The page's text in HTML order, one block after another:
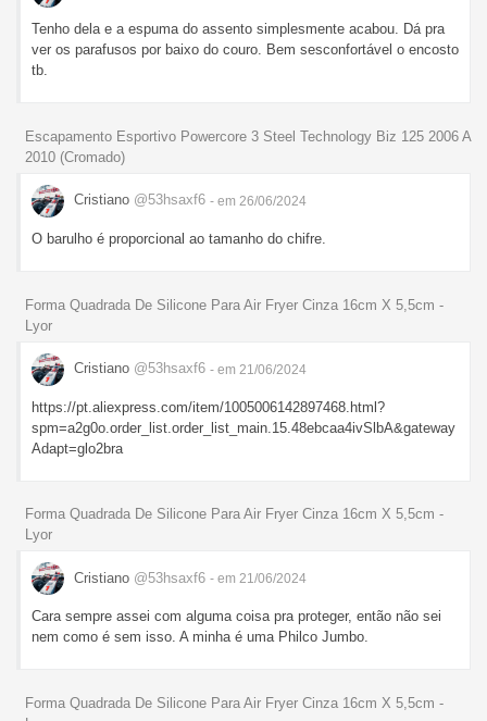
Tenho dela e a espuma do assento simplesmente acabou. Dá pra
ver os parafusos por baixo do couro. Bem sesconfortável o encosto
tb.
Escapamento Esportivo Powercore 3 Steel Technology Biz 125 2006 A
2010 (Cromado)
Cristiano @53hsaxf6 - em 26/06/2024
O barulho é proporcional ao tamanho do chifre.
Forma Quadrada De Silicone Para Air Fryer Cinza 16cm X 5,5cm -
Lyor
Cristiano @53hsaxf6 - em 21/06/2024
https://pt.aliexpress.com/item/1005006142897468.html?
spm=a2g0o.order_list.order_list_main.15.48ebcaa4ivSlbA&gateway
Adapt=glo2bra
Forma Quadrada De Silicone Para Air Fryer Cinza 16cm X 5,5cm -
Lyor
Cristiano @53hsaxf6 - em 21/06/2024
Cara sempre assei com alguma coisa pra proteger, então não sei
nem como é sem isso. A minha é uma Philco Jumbo.
Forma Quadrada De Silicone Para Air Fryer Cinza 16cm X 5,5cm -